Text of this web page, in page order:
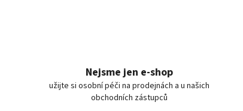
Nejsme jen e-shop
užijte si osobní péči na prodejnách a u našich
obchodních zástupců